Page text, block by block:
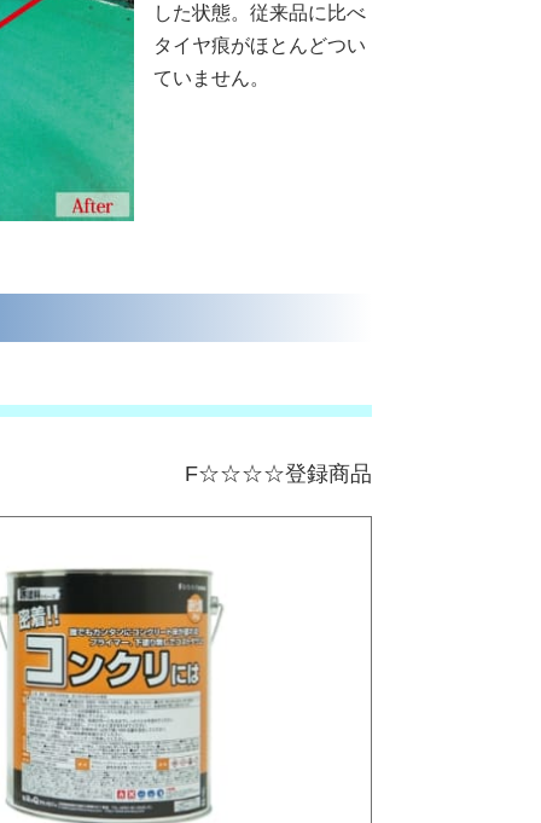
した状態。従来品に比べ
タイヤ痕がほとんどつい
ていません。
F☆☆☆☆登録商品